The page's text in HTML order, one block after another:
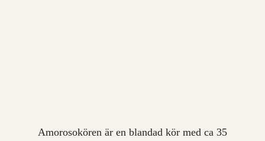
Amorosokören är en blandad kör med ca 35